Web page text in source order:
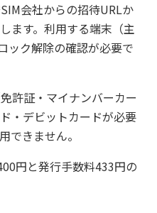
会社からの招待URLか
ます。利用する端末（主
ック解除の確認が必要で
許証・マイナンバーカー
・デビットカードが必要
できません。
円と発行手数料433円の